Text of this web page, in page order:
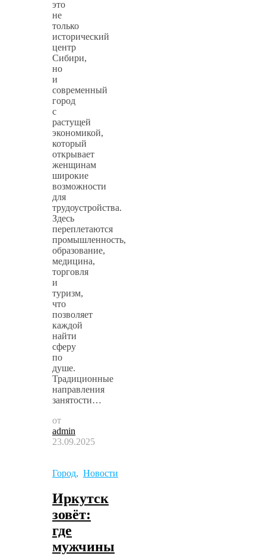
это
не
только
исторический
центр
Сибири,
но
и
современный
город
с
растущей
экономикой,
который
открывает
женщинам
широкие
возможности
для
трудоустройства.
Здесь
переплетаются
промышленность,
образование,
медицина,
торговля
и
туризм,
что
позволяет
каждой
найти
сферу
по
душе.
Традиционные
направления
занятости…
от
admin
23.09.2025
Город, Новости
Иркутск
зовёт:
где
мужчины